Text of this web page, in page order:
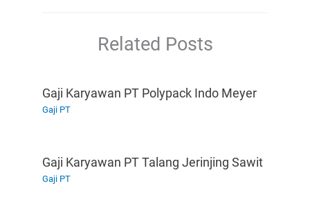
Related Posts
Gaji Karyawan PT Polypack Indo Meyer
Gaji PT
Gaji Karyawan PT Talang Jerinjing Sawit
Gaji PT